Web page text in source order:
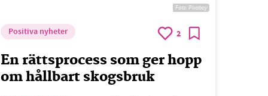
Foto:Pixabay
Positiva nyheter 2
En rättsprocess som ger hopp
om hållbart skogsbruk